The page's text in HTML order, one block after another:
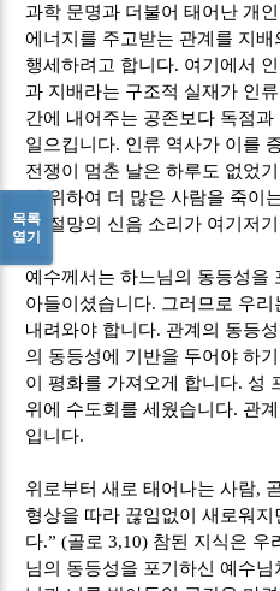
과학 문명과 더불어 태어난 개
에너지를 주고받는 관계를 지
행세하려고 합니다. 여기에서
과 지배라는 구조적 실재가 인
간에 내어주는 공존보다 독점
일으킵니다. 인류 역사가 이를
전쟁이 멈춘 날은 하루도 없었
기 위하여 더 많은 사람을 죽이
와 절망의 신음 소리가 여기저
예수께서는 하느님의 동등성을
아들이셨습니다. 그러므로 우리
내려와야 합니다. 관계의 동등
의 동등성에 기반을 두어야 하
이 평화를 가져오게 합니다. 성
위에 수도회를 세웠습니다. 관
입니다.
위로부터 새로 태어나는 사람,
형상을 따라 끊임없이 새로워지
다.” (골로3,10) 참된 지식은 우
님의 동등성을 포기하신 예수
목록
열기